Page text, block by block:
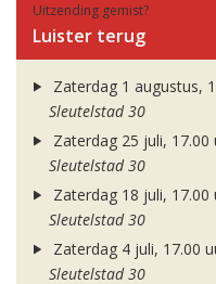
Uitzending gemist?
Luister terug
Zaterdag 1 augustus,
Sleutelstad 30
Zaterdag 25 juli, 17.00
Sleutelstad 30
Zaterdag 18 juli, 17.00
Sleutelstad 30
Zaterdag 4 juli, 17.00
Sleutelstad 30